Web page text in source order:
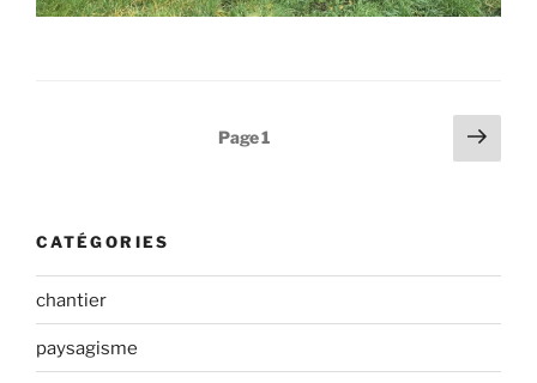
Page1
Page
CATÉGORIES
chantier
paysagisme